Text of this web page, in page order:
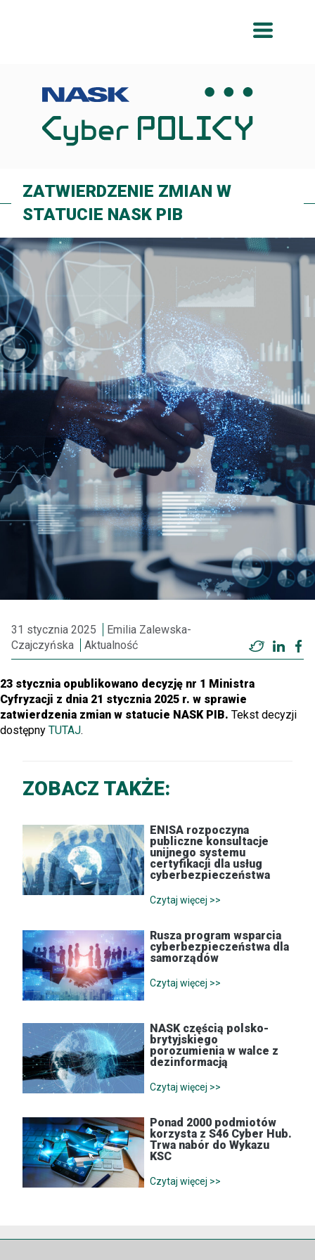
ZATWIERDZENIE ZMIAN W
STATUCIE NASK PIB
31 stycznia 2025
Emilia Zalewska-
Czajczyńska
Aktualność Twitter
23 stycznia opublikowano decyzję nr 1 Ministra
Cyfryzacji z dnia 21 stycznia 2025 r. w sprawie
zatwierdzenia zmian w statucie NASK PIB. Tekst decyzji
dostępny TUTAJ.
ZOBACZ TAKŻE:
ENISA rozpoczyna
publiczne konsultacje
unijnego systemu
certyfikacji dla usług
cyberbezpieczeństwa
Czytaj więcej >>
Rusza program wsparcia
cyberbezpieczeństwa dla
samorządów
Czytaj więcej >>
NASK częścią polsko-
brytyjskiego
porozumienia w walce z
dezinformacją
Czytaj więcej >>
Ponad 2000 podmiotów
korzysta z S46 Cyber Hub.
Trwa nabór do Wykazu
KSC
Czytaj więcej >>